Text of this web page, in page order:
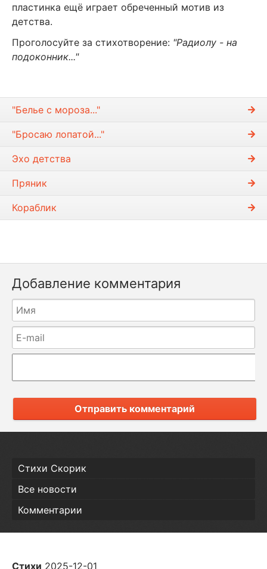
пластинка ещё играет обреченный мотив из
детства.
Проголосуйте за стихотворение: "Радиолу - на
подоконник..."
"Белье с мороза..."
"Бросаю лопатой..."
Эхо детства
Пряник
Кораблик
Добавление комментария
Отправить комментарий
Стихи Скорик
Все новости
Комментарии
Стихи 2025-12-01